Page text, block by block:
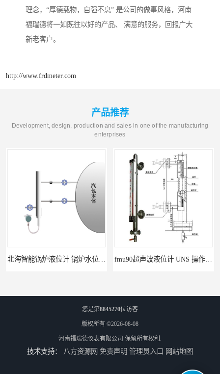
理念，“厚德载物，自强不息” 是公司的做事风格，河南
福瑞德将一如既往以好的产品、 满意的服务，回报广大
新老客户。
http://www.frdmeter.com
产品推荐
Development, design, production and sales in one of the manufacturing
enterprises
北海智能锅炉液位计 锅炉水位计厂商 自动适应自动校准 fmu90超声波液位计 UNS 操作简单
您是第8845270位访客
版权所有 ©2026-08-08
河南福瑞德仪表有限公司 保留所有权利.
技术支持： 八方资源网 免责声明 管理员入口 网站地图